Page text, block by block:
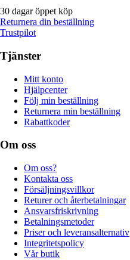
30 dagar öppet köp
Returnera din beställning
Trustpilot
Tjänster
Mitt konto
Hjälpcenter
Följ min beställning
Returnera min beställning
Rabattkoder
Om oss
Om oss?
Kontakta oss
Försäljningsvillkor
Returer och återbetalningar
Ansvarsfriskrivning
Betalningsmetoder
Priser och leveransalternativ
Integritetspolicy
Vår butik